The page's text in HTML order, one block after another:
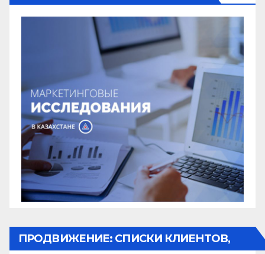
ПРОДВИЖЕНИЕ: СПИСКИ КЛИЕНТОВ,